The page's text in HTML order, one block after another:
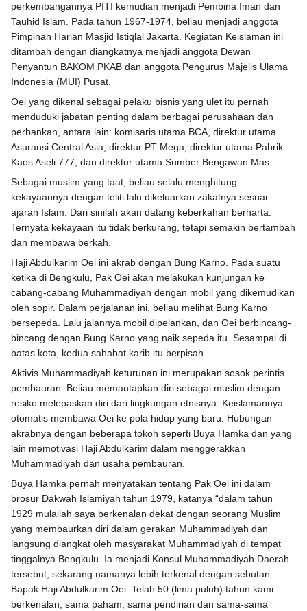
perkembangannya PITI kemudian menjadi Pembina Iman dan
Tauhid Islam. Pada tahun 1967-1974, beliau menjadi anggota
Pimpinan Harian Masjid Istiqlal Jakarta. Kegiatan Keislaman ini
ditambah dengan diangkatnya menjadi anggota Dewan
Penyantun BAKOM PKAB dan anggota Pengurus Majelis Ulama
Indonesia (MUI) Pusat.
Oei yang dikenal sebagai pelaku bisnis yang ulet itu pernah
menduduki jabatan penting dalam berbagai perusahaan dan
perbankan, antara lain: komisaris utama BCA, direktur utama
Asuransi Central Asia, direktur PT Mega, direktur utama Pabrik
Kaos Aseli 777, dan direktur utama Sumber Bengawan Mas.
Sebagai muslim yang taat, beliau selalu menghitung
kekayaannya dengan teliti lalu dikeluarkan zakatnya sesuai
ajaran Islam. Dari sinilah akan datang keberkahan berharta.
Ternyata kekayaan itu tidak berkurang, tetapi semakin bertambah
dan membawa berkah.
Haji Abdulkarim Oei ini akrab dengan Bung Karno. Pada suatu
ketika di Bengkulu, Pak Oei akan melakukan kunjungan ke
cabang-cabang Muhammadiyah dengan mobil yang dikemudikan
oleh sopir. Dalam perjalanan ini, beliau melihat Bung Karno
bersepeda. Lalu jalannya mobil dipelankan, dan Oei berbincang-
bincang dengan Bung Karno yang naik sepeda itu. Sesampai di
batas kota, kedua sahabat karib itu berpisah.
Aktivis Muhammadiyah keturunan ini merupakan sosok perintis
pembauran. Beliau memantapkan diri sebagai muslim dengan
resiko melepaskan diri dari lingkungan etnisnya. Keislamannya
otomatis membawa Oei ke pola hidup yang baru. Hubungan
akrabnya dengan beberapa tokoh seperti Buya Hamka dan yang
lain memotivasi Haji Abdulkarim dalam menggerakkan
Muhammadiyah dan usaha pembauran.
Buya Hamka pernah menyatakan tentang Pak Oei ini dalam
brosur Dakwah Islamiyah tahun 1979, katanya “dalam tahun
1929 mulailah saya berkenalan dekat dengan seorang Muslim
yang membaurkan diri dalam gerakan Muhammadiyah dan
langsung diangkat oleh masyarakat Muhammadiyah di tempat
tinggalnya Bengkulu. Ia menjadi Konsul Muhammadiyah Daerah
tersebut, sekarang namanya lebih terkenal dengan sebutan
Bapak Haji Abdulkarim Oei. Telah 50 (lima puluh) tahun kami
berkenalan, sama paham, sama pendirian dan sama-sama